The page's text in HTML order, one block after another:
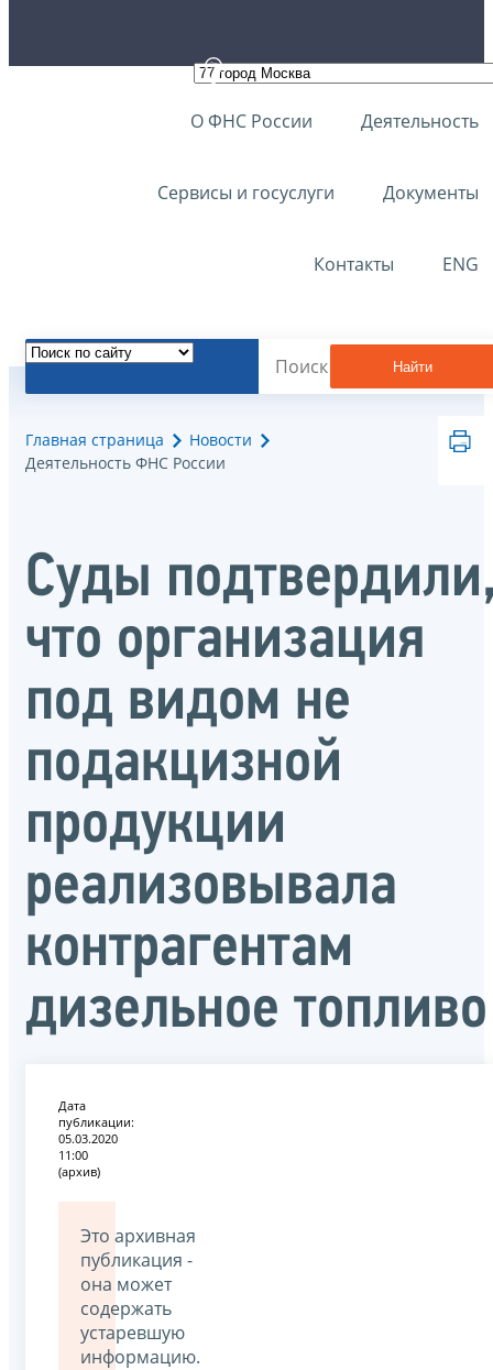
О ФНС России Деятельность
Сервисы и госуслуги Документы
Контакты ENG
Найти
Главная страница
Новости
Деятельность ФНС России
Суды
что организация
под видом не
подакцизной
продукции
реализовывала
контрагентам
дизельное топливо
Дата
публикации:
05.03.2020
11:00
(архив)
Это архивная
публикация -
она может
содержать
устаревшую
информацию.